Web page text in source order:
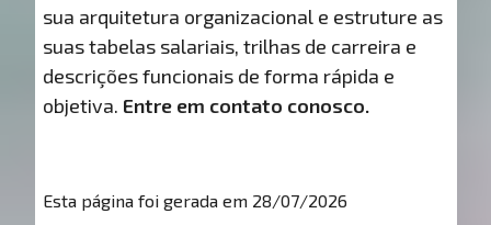
sua arquitetura organizacional e estruture as
suas tabelas salariais, trilhas de carreira e
descrições funcionais de forma rápida e
objetiva. Entre em contato conosco.
Esta página foi gerada em 28/07/2026